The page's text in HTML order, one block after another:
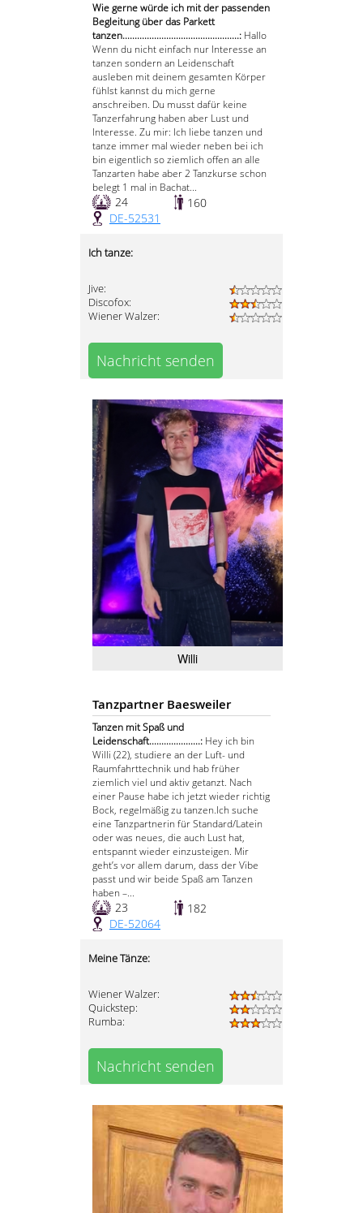
Wie gerne würde ich mit der passenden
Begleitung über das Parkett
tanzen................................................: Hallo
Wenn du nicht einfach nur Interesse an
tanzen sondern an Leidenschaft
ausleben mit deinem gesamten Körper
fühlst kannst du mich gerne
anschreiben. Du musst dafür keine
Tanzerfahrung haben aber Lust und
Interesse. Zu mir: Ich liebe tanzen und
tanze immer mal wieder neben bei ich
bin eigentlich so ziemlich offen an alle
Tanzarten habe aber 2 Tanzkurse schon
belegt 1 mal in Bachat...
24
160
DE-52531
Ich tanze:
Jive:
Discofox:
Wiener Walzer:
Nachricht senden
Willi
Tanzpartner Baesweiler
Tanzen mit Spaß und
Leidenschaft.....................: Hey ich bin
Willi (22), studiere an der Luft- und
Raumfahrttechnik und hab früher
ziemlich viel und aktiv getanzt. Nach
einer Pause habe ich jetzt wieder richtig
Bock, regelmäßig zu tanzen. ​Ich suche
eine Tanzpartnerin für Standard/Latein
oder was neues, die auch Lust hat,
entspannt wieder einzusteigen. Mir
geht’s vor allem darum, dass der Vibe
passt und wir beide Spaß am Tanzen
haben –...
23
182
DE-52064
Meine Tänze:
Wiener Walzer:
Quickstep:
Rumba:
Nachricht senden